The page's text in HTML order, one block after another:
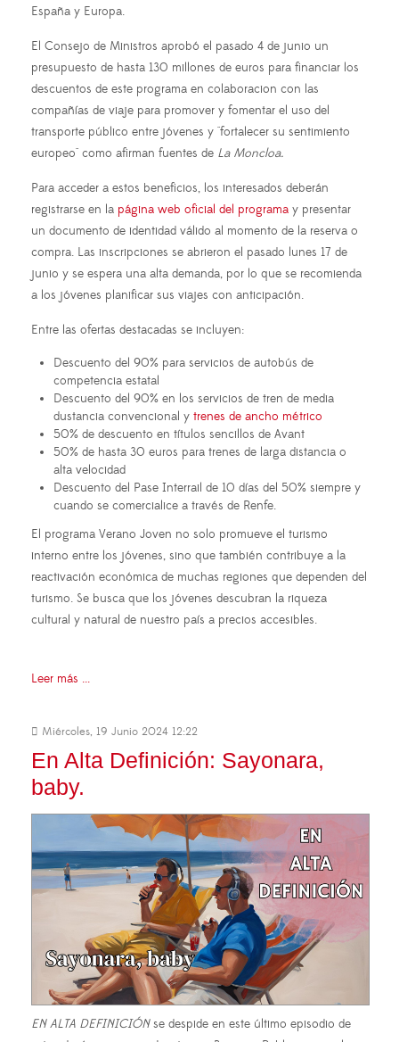
España y Europa.
El Consejo de Ministros aprobó el pasado 4 de junio un
presupuesto de hasta 130 millones de euros para financiar los
descuentos de este programa en colaboracion con las
compañías de viaje para promover y fomentar el uso del
transporte público entre jóvenes y "fortalecer su sentimiento
europeo" como afirman fuentes de La Moncloa.
Para acceder a estos beneficios, los interesados deberán
registrarse en la página web oficial del programa y presentar
un documento de identidad válido al momento de la reserva o
compra. Las inscripciones se abrieron el pasado lunes 17 de
junio y se espera una alta demanda, por lo que se recomienda
a los jóvenes planificar sus viajes con anticipación.
Entre las ofertas destacadas se incluyen:
Descuento del 90% para servicios de autobús de
competencia estatal
Descuento del 90% en los servicios de tren de media
dustancia convencional y trenes de ancho métrico
50% de descuento en títulos sencillos de Avant
50% de hasta 30 euros para trenes de larga distancia o
alta velocidad
Descuento del Pase Interrail de 10 días del 50% siempre y
cuando se comercialice a través de Renfe.
El programa Verano Joven no solo promueve el turismo
interno entre los jóvenes, sino que también contribuye a la
reactivación económica de muchas regiones que dependen del
turismo. Se busca que los jóvenes descubran la riqueza
cultural y natural de nuestro país a precios accesibles.
Leer más ...
Miércoles, 19 Junio 2024 12:22
En Alta Definición: Sayonara,
baby.
EN ALTA DEFINICIÓNse despide en este último episodio de